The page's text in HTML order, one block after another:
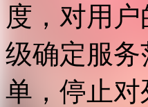
度，对用
级确定服
单，停止